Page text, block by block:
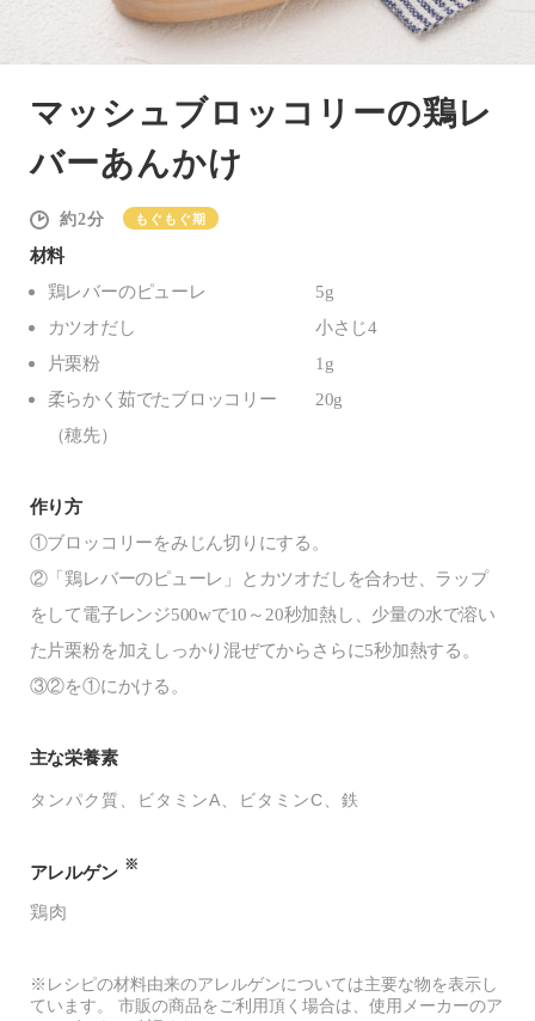
マッシュブロッコリーの鶏レ
バーあんかけ
2 もぐもぐ期
材料
鶏レバーのピューレ 5g
カツオだし 小さじ4
片栗粉 1g
柔らかく茹でたブロッコリー
（穂先）
20g
作り方
①ブロッコリーをみじん切りにする。
②「鶏レバーのピューレ」とカツオだしを合わせ、ラップ
をして電子レンジ500wで10～20秒加熱し、少量の水で溶い
た片栗粉を加えしっかり混ぜてからさらに5秒加熱する。
③②を①にかける。
主な栄養素
タンパク質 ビタミンA ビタミンC 鉄
アレルゲン ※
鶏肉
※レシピの材料由来のアレルゲンについては主要な物を表示し
ています。 市販の商品をご利用頂く場合は、使用メーカーのア